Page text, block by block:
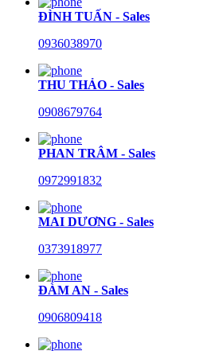
ĐÌNH TUẤN - Sales
0936038970
THU THẢO - Sales
0908679764
PHAN TRÂM - Sales
0972991832
MAI DƯƠNG - Sales
0373918977
ĐÀM AN - Sales
0906809418